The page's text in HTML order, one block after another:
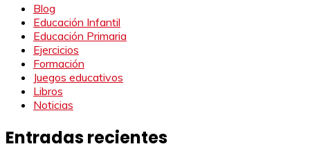
Blog
Educación Infantil
Educación Primaria
Ejercicios
Formación
Juegos educativos
Libros
Noticias
Entradas recientes